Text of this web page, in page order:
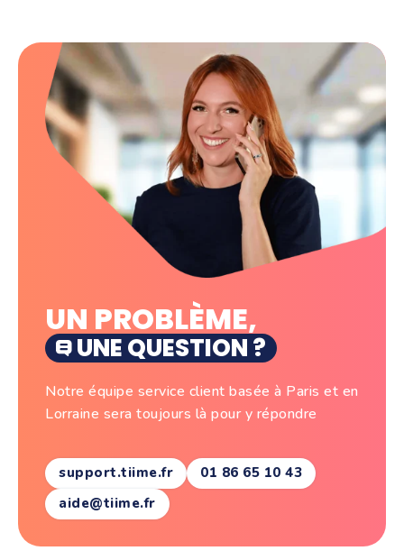
Comptabilité immobilière
Comptabilité pour les artisans
Comptabilité automobile
achats, les ventes, la gestion des documents, les
notes de frais et vos finances avec le compte pro.
La synchronisation avec votre expert-comptable,
vous permet d'avoir une compta à jour au fil de l'eau.
En cas de questions, nous avons un support client très
UN PROBLÈME,
UNE QUESTION ?
Notre équipe service client basée à Paris et en
Lorraine sera toujours là pour y répondre
support.tiime.fr
01 86 65 10 43
aide@tiime.fr